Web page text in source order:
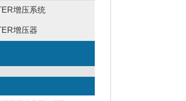
增压系统
增压器